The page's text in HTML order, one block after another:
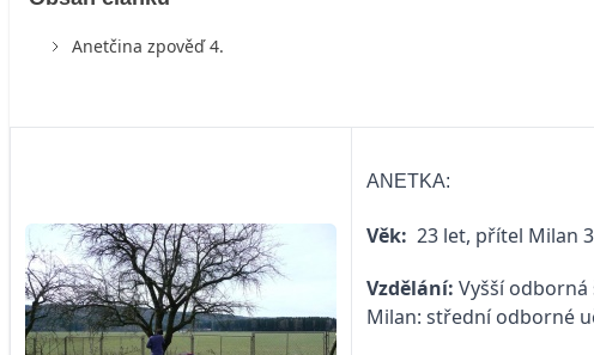
Anetčina zpověď 4.
ANETKA:
Věk: 23 let, přítel Milan
Vzdělání: Vyšší
Milan: střední odborné